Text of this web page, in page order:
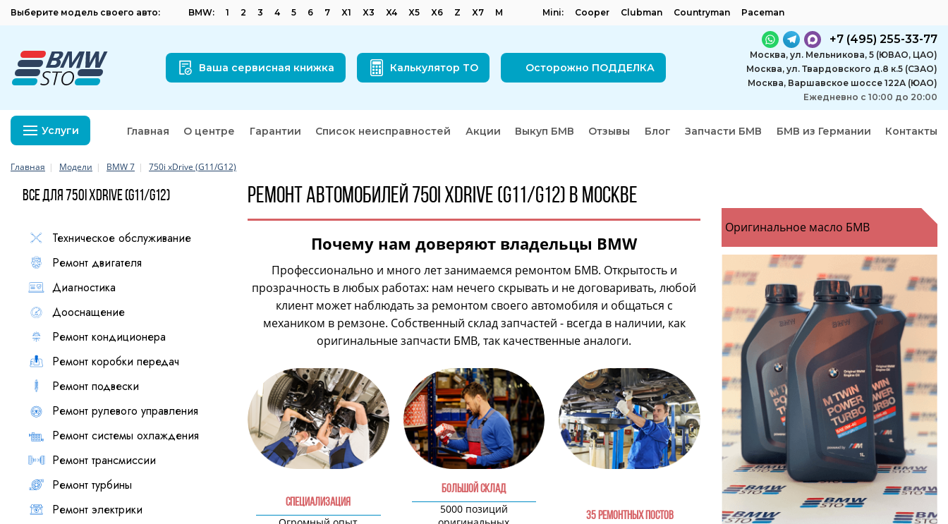
Выберите модель своего авто: BMW: 1 2 3 4 5 6 7 X1 X3 X4 X5 X6 Z X7 M Mini: Cooper Clubman Countryman Paceman
Ваша сервисная книжка Калькулятор ТО Осторожно ПОДДЕЛКА
+7 (495) 255-33-77
Москва, ул. Мельникова, 5 (ЮВАО, ЦАО)
Москва, ул. Твардовского д.8 к.5 (СЗАО)
Москва, Варшавское шоссе 122А (ЮАО)
Ежедневно с 10:00 до 20:00
Услуги Главная О центре Гарантии Список неисправностей Акции Выкуп БМВ Отзывы Блог Запчасти БМВ БМВ из Германии Контакты
Главная Модели BMW 7 750i xDrive (G11/G12)
Ремонт автомобилей 750i xDrive (G11/G12) в Москве
Почему нам доверяют владельцы BMW
Профессионально и много лет занимаемся ремонтом БМВ. Открытость и
прозрачность в любых работах: нам нечего скрывать и не договаривать, любой
клиент может наблюдать за ремонтом своего автомобиля и общаться с
механиком в ремзоне. Собственный склад запчастей - всегда в наличии, как
оригинальные запчасти БМВ, так качественные аналоги.
СПЕЦИАЛИЗАЦИЯ
БОЛЬШОЙ СКЛАД
5000 позиций
35 РЕМОНТНЫХ ПОСТОВ
Все для 750i xDrive (G11/G12)
Техническое обслуживание
Ремонт двигателя
Диагностика
Дооснащение
Ремонт кондиционера
Ремонт коробки передач
Ремонт подвески
Ремонт рулевого управления
Ремонт системы охлаждения
Ремонт трансмиссии
Ремонт турбины
Ремонт электрики
Оригинальное масло БМВ